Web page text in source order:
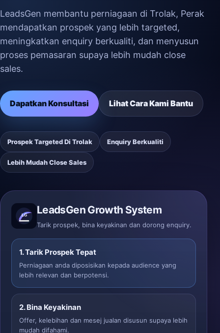
LeadsGen membantu perniagaan di Trolak, Perak
mendapatkan prospek yang lebih targeted,
meningkatkan enquiry berkualiti, dan menyusun
proses pemasaran supaya lebih mudah close
sales.
Dapatkan Konsultasi Lihat Cara Kami Bantu
Prospek Targeted Di Trolak Enquiry Berkualiti
Lebih Mudah Close Sales
LeadsGen Growth System
Tarik prospek, bina keyakinan dan dorong enquiry.
1. Tarik Prospek Tepat
Perniagaan anda diposisikan kepada audience yang
lebih relevan dan berpotensi.
2. Bina Keyakinan
Offer, kelebihan dan mesej jualan disusun supaya lebih
mudah difahami.